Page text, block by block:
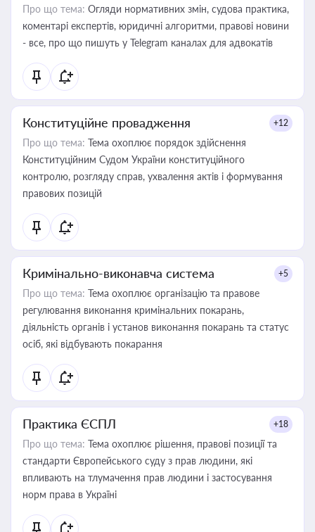
Про що тема: Огляди нормативних змін, судова практика,
коментарі експертів, юридичні алгоритми, правові новини
- все, про що пишуть у Telegram каналах для адвокатів
Конституційне провадження +12
Про що тема: Тема охоплює порядок здійснення
Конституційним Судом України конституційного
контролю, розгляду справ, ухвалення актів і формування
правових позицій
Кримінально-виконавча система +5
Про що тема: Тема охоплює організацію та правове
регулювання виконання кримінальних покарань,
діяльність органів і установ виконання покарань та статус
осіб, які відбувають покарання
Практика ЄСПЛ +18
Про що тема: Тема охоплює рішення, правові позиції та
стандарти Європейського суду з прав людини, які
впливають на тлумачення прав людини і застосування
норм права в Україні